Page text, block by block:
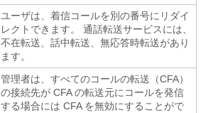
ユーザは、着信コールを別の番号にリダイ
レクトできます。 通話転送サービスには、
不在転送、話中転送、無応答時転送があり
ます。
管理者は、すべてのコールの転送（CFA）
の接続先が CFA の転送元にコールを発信
する場合には CFA を無効にすることがで